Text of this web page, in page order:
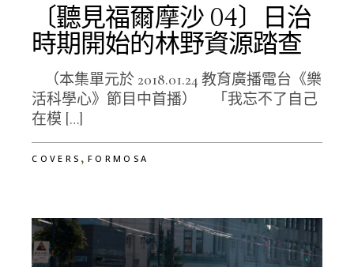
〔聽見福爾摩沙 04〕日治
時期開始的林野資源踏查
（本集單元於 2018.01.24 教育廣播電台《樂
活科學心》節目中首播） 「我忘不了自己
在模 […]
COVERS ,FORMOSA